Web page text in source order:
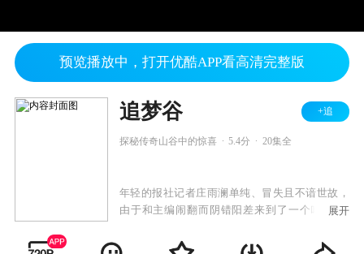
预览播放中，打开优酷APP看高清完整版
追梦谷 +追
探秘传奇山谷中的惊喜 5.4分 20集全
年轻的报社记者庄雨澜单纯、冒失且不谙世故，
由于和主编闹翻而阴错阳差来到了一个叫“追梦
美丽的“追梦谷”，雨澜见到了形形色色来打球的
展开